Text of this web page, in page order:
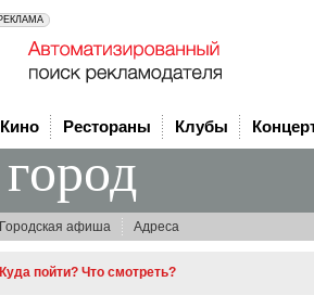
Кино Рестораны Клубы
город
Городская афиша Адреса
Куда пойти? Что смотреть?